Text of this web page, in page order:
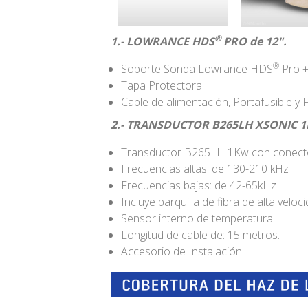
1.- LOWRANCE HDS®PRO de 12".
Soporte Sonda Lowrance HDS®Pro
Tapa Protectora.
Cable de alimentación, Portafusible y
2.- TRANSDUCTOR B265LH XSONIC
Transductor B265LH 1Kw con
Frecuencias altas: de 130-210 kHz
Frecuencias bajas: de 42-65kHz
Incluye barquilla de fibra de alta
Sensor interno de temperatura
Longitud de cable de: 15 metros.
Accesorio de Instalación.